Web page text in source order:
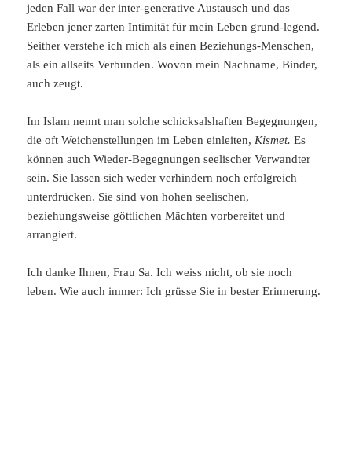
jeden Fall war der inter-generative Austausch und das
Erleben jener zarten Intimität für mein Leben grund-legend.
Seither verstehe ich mich als einen Beziehungs-Menschen,
als ein allseits Verbunden. Wovon mein Nachname, Binder,
auch zeugt.
Im Islam nennt man solche schicksalshaften Begegnungen,
die oft Weichenstellungen im Leben einleiten, Kismet.Es
können auch Wieder-Begegnungen seelischer Verwandter
sein. Sie lassen sich weder verhindern noch erfolgreich
unterdrücken. Sie sind von hohen seelischen,
beziehungsweise göttlichen Mächten vorbereitet und
arrangiert.
Ich danke Ihnen, Frau Sa. Ich weiss nicht, ob sie noch
leben. Wie auch immer: Ich grüsse Sie in bester Erinnerung.